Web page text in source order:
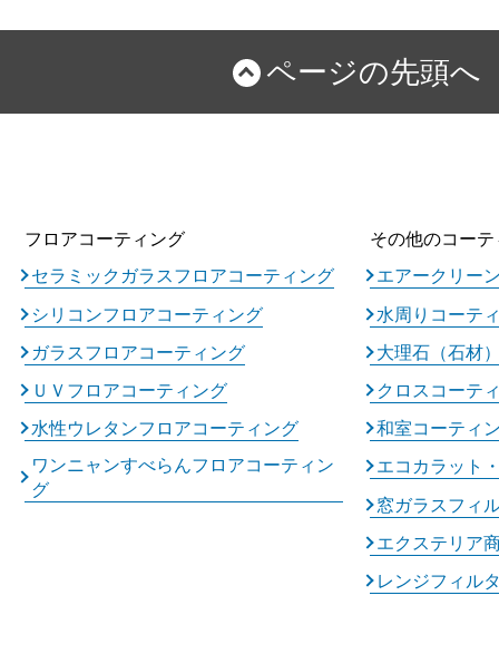
ページの先頭へ
フロアコーティング
セラミックガラスフロアコーティング
シリコンフロアコーティング
ガラスフロアコーティング
ＵＶフロアコーティング
水性ウレタンフロアコーティング
ワンニャンすべらんフロアコーティン
グ
その他のコー
エアークリー
水周りコーテ
大理石（石材
クロスコーテ
和室コーティ
エコカラット
窓ガラスフィ
エクステリア
レンジフィル